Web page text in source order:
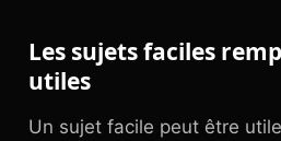
Les sujets faciles
utiles
Un sujet facile peut être